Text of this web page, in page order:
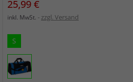
Preis
25,99 €
inkl. MwSt. zzgl. Versand
S